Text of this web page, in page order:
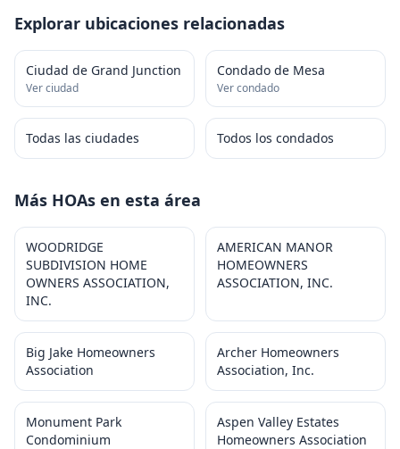
Explorar ubicaciones relacionadas
Ciudad de Grand Junction
Ver ciudad
Condado de Mesa
Ver condado
Todas las ciudades Todos los condados
Más HOAs en esta área
WOODRIDGE
SUBDIVISION HOME
OWNERS ASSOCIATION,
INC.
AMERICAN MANOR
HOMEOWNERS
ASSOCIATION, INC.
Big Jake Homeowners
Association
Archer Homeowners
Association, Inc.
Monument Park
Condominium
Aspen Valley Estates
Homeowners Association